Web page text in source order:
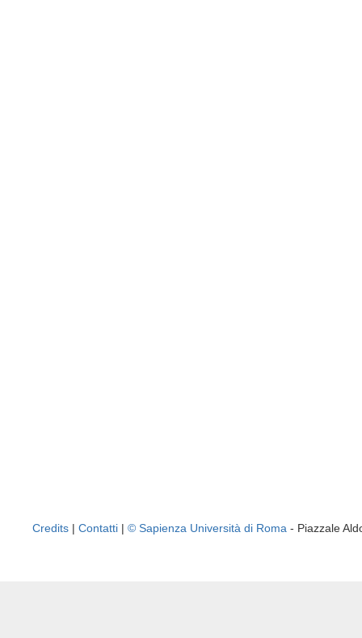
Credits | Contatti | © Sapienza Università di Roma - Piazzale